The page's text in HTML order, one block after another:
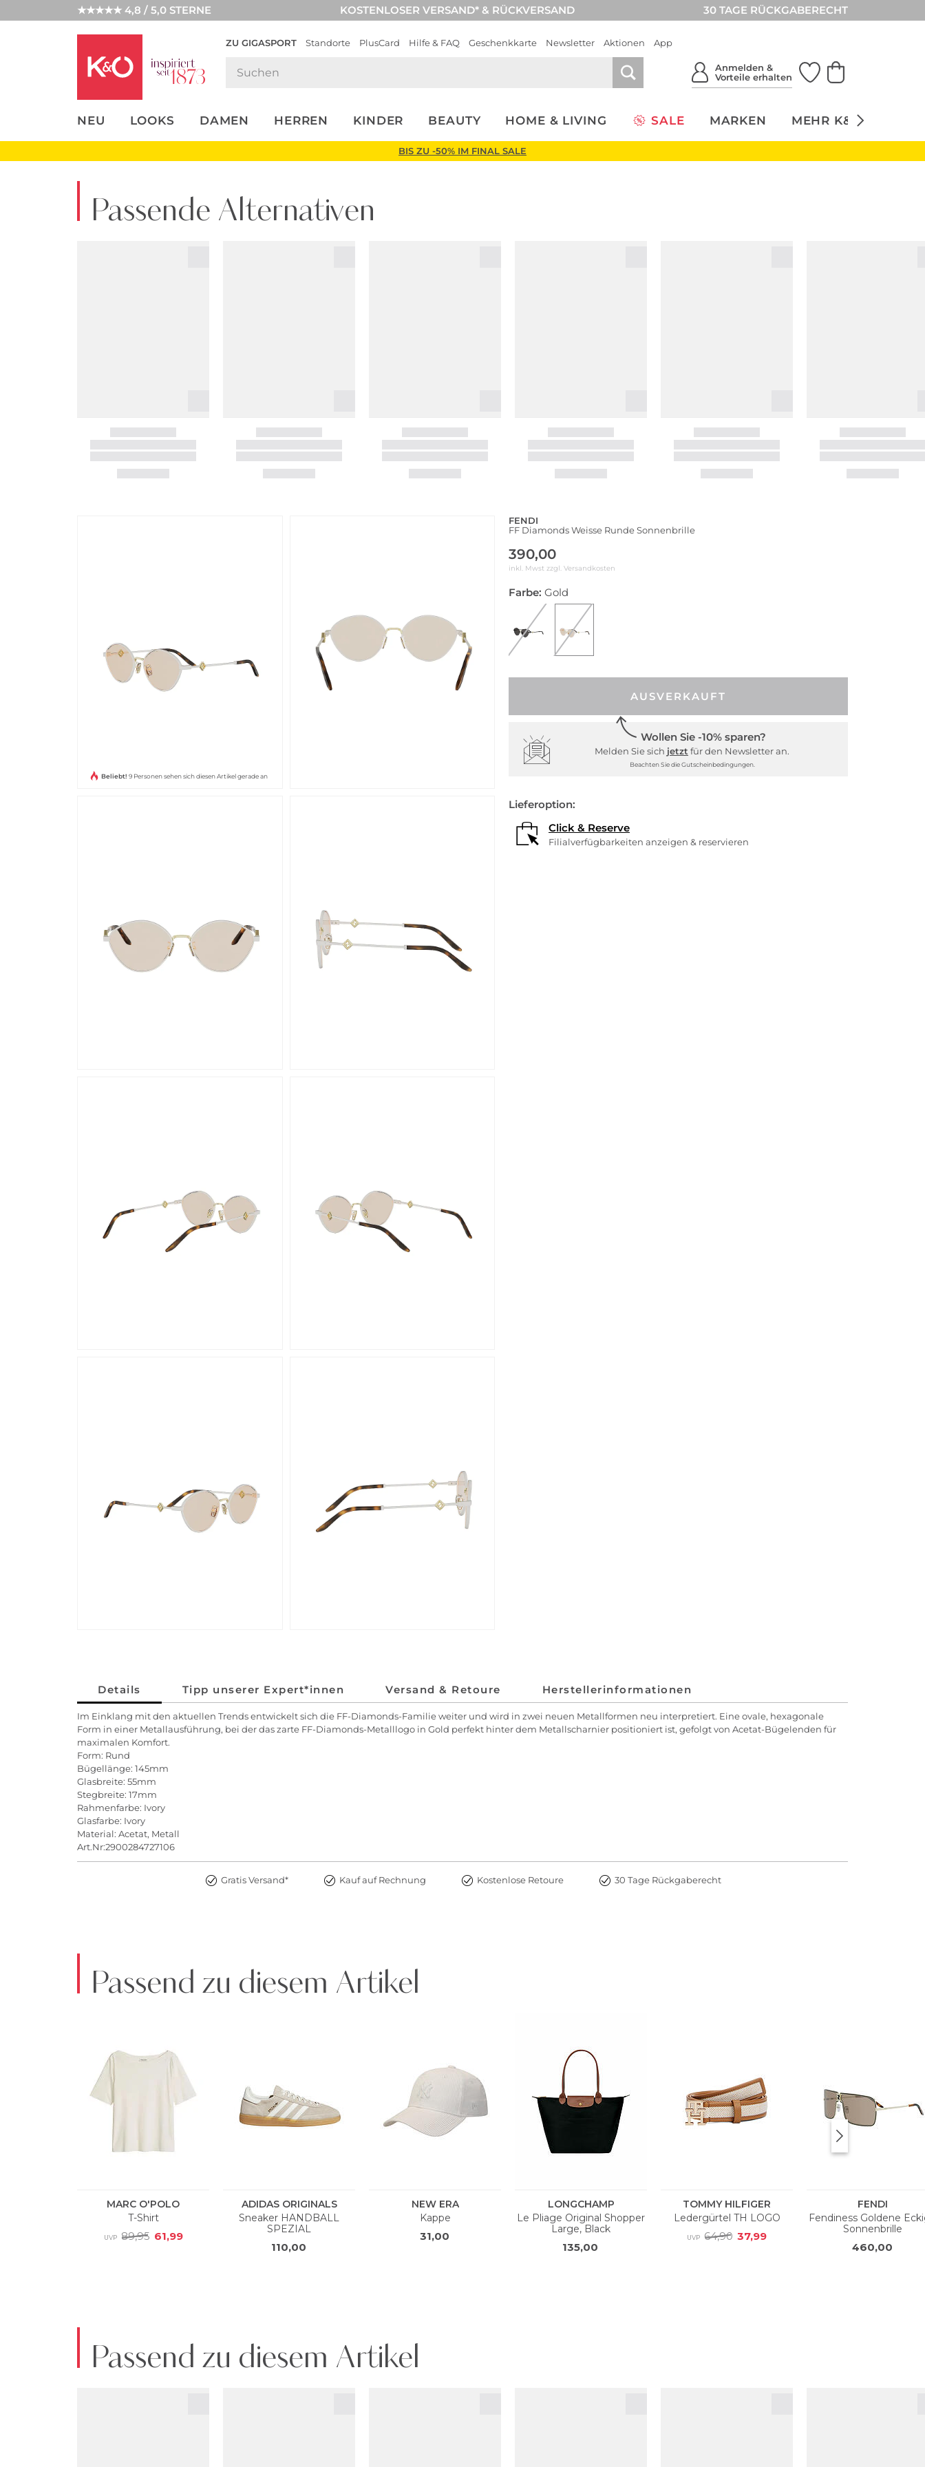
★★★★★ 4,8 / 5,0 STERNE KOSTENLOSER VERSAND* & RÜCKVERSAND 30 TAGE RÜCKGABERECHT
ZU GIGASPORT Standorte PlusCard Hilfe & FAQ Geschenkkarte Newsletter Aktionen App
Anmelden &
Vorteile erhalten
NEU LOOKS DAMEN HERREN KINDER BEAUTY HOME & LIVING SALE MARKEN MEHR K&Ö
UNSERE APP
CLICK &
BIS ZU -50% IM FINAL SALE
Passende Alternativen
Beliebt! 9 Personen sehen sich diesen Artikel gerade an
FENDI
FF Diamonds Weisse Runde Sonnenbrille
390,00
inkl. Mwst zzgl. Versandkosten
Farbe: Gold
AUSVERKAUFT
Wollen Sie -10% sparen?
Melden Sie sich jetzt für den Newsletter an.
Beachten Sie die Gutscheinbedingungen.
Lieferoption:
Click & Reserve
Filialverfügbarkeiten anzeigen & reservieren
Details Tipp unserer Expert*innen Versand & Retoure Herstellerinformationen
Im Einklang mit den aktuellen Trends entwickelt sich die FF-Diamonds-Familie weiter und wird in zwei neuen Metallformen neu interpretiert. Eine ovale, hexagonale
Form in einer Metallausführung, bei der das zarte FF-Diamonds-Metalllogo in Gold perfekt hinter dem Metallscharnier positioniert ist, gefolgt von Acetat-Bügelenden für
maximalen Komfort.
Form: Rund
Bügellänge: 145mm
Glasbreite: 55mm
Stegbreite: 17mm
Rahmenfarbe: Ivory
Glasfarbe: Ivory
Material: Acetat, Metall
Art.Nr:2900284727106
Gratis Versand* Kauf auf Rechnung Kostenlose Retoure 30 Tage Rückgaberecht
Passend zu diesem Artikel
Passend zu diesem Artikel